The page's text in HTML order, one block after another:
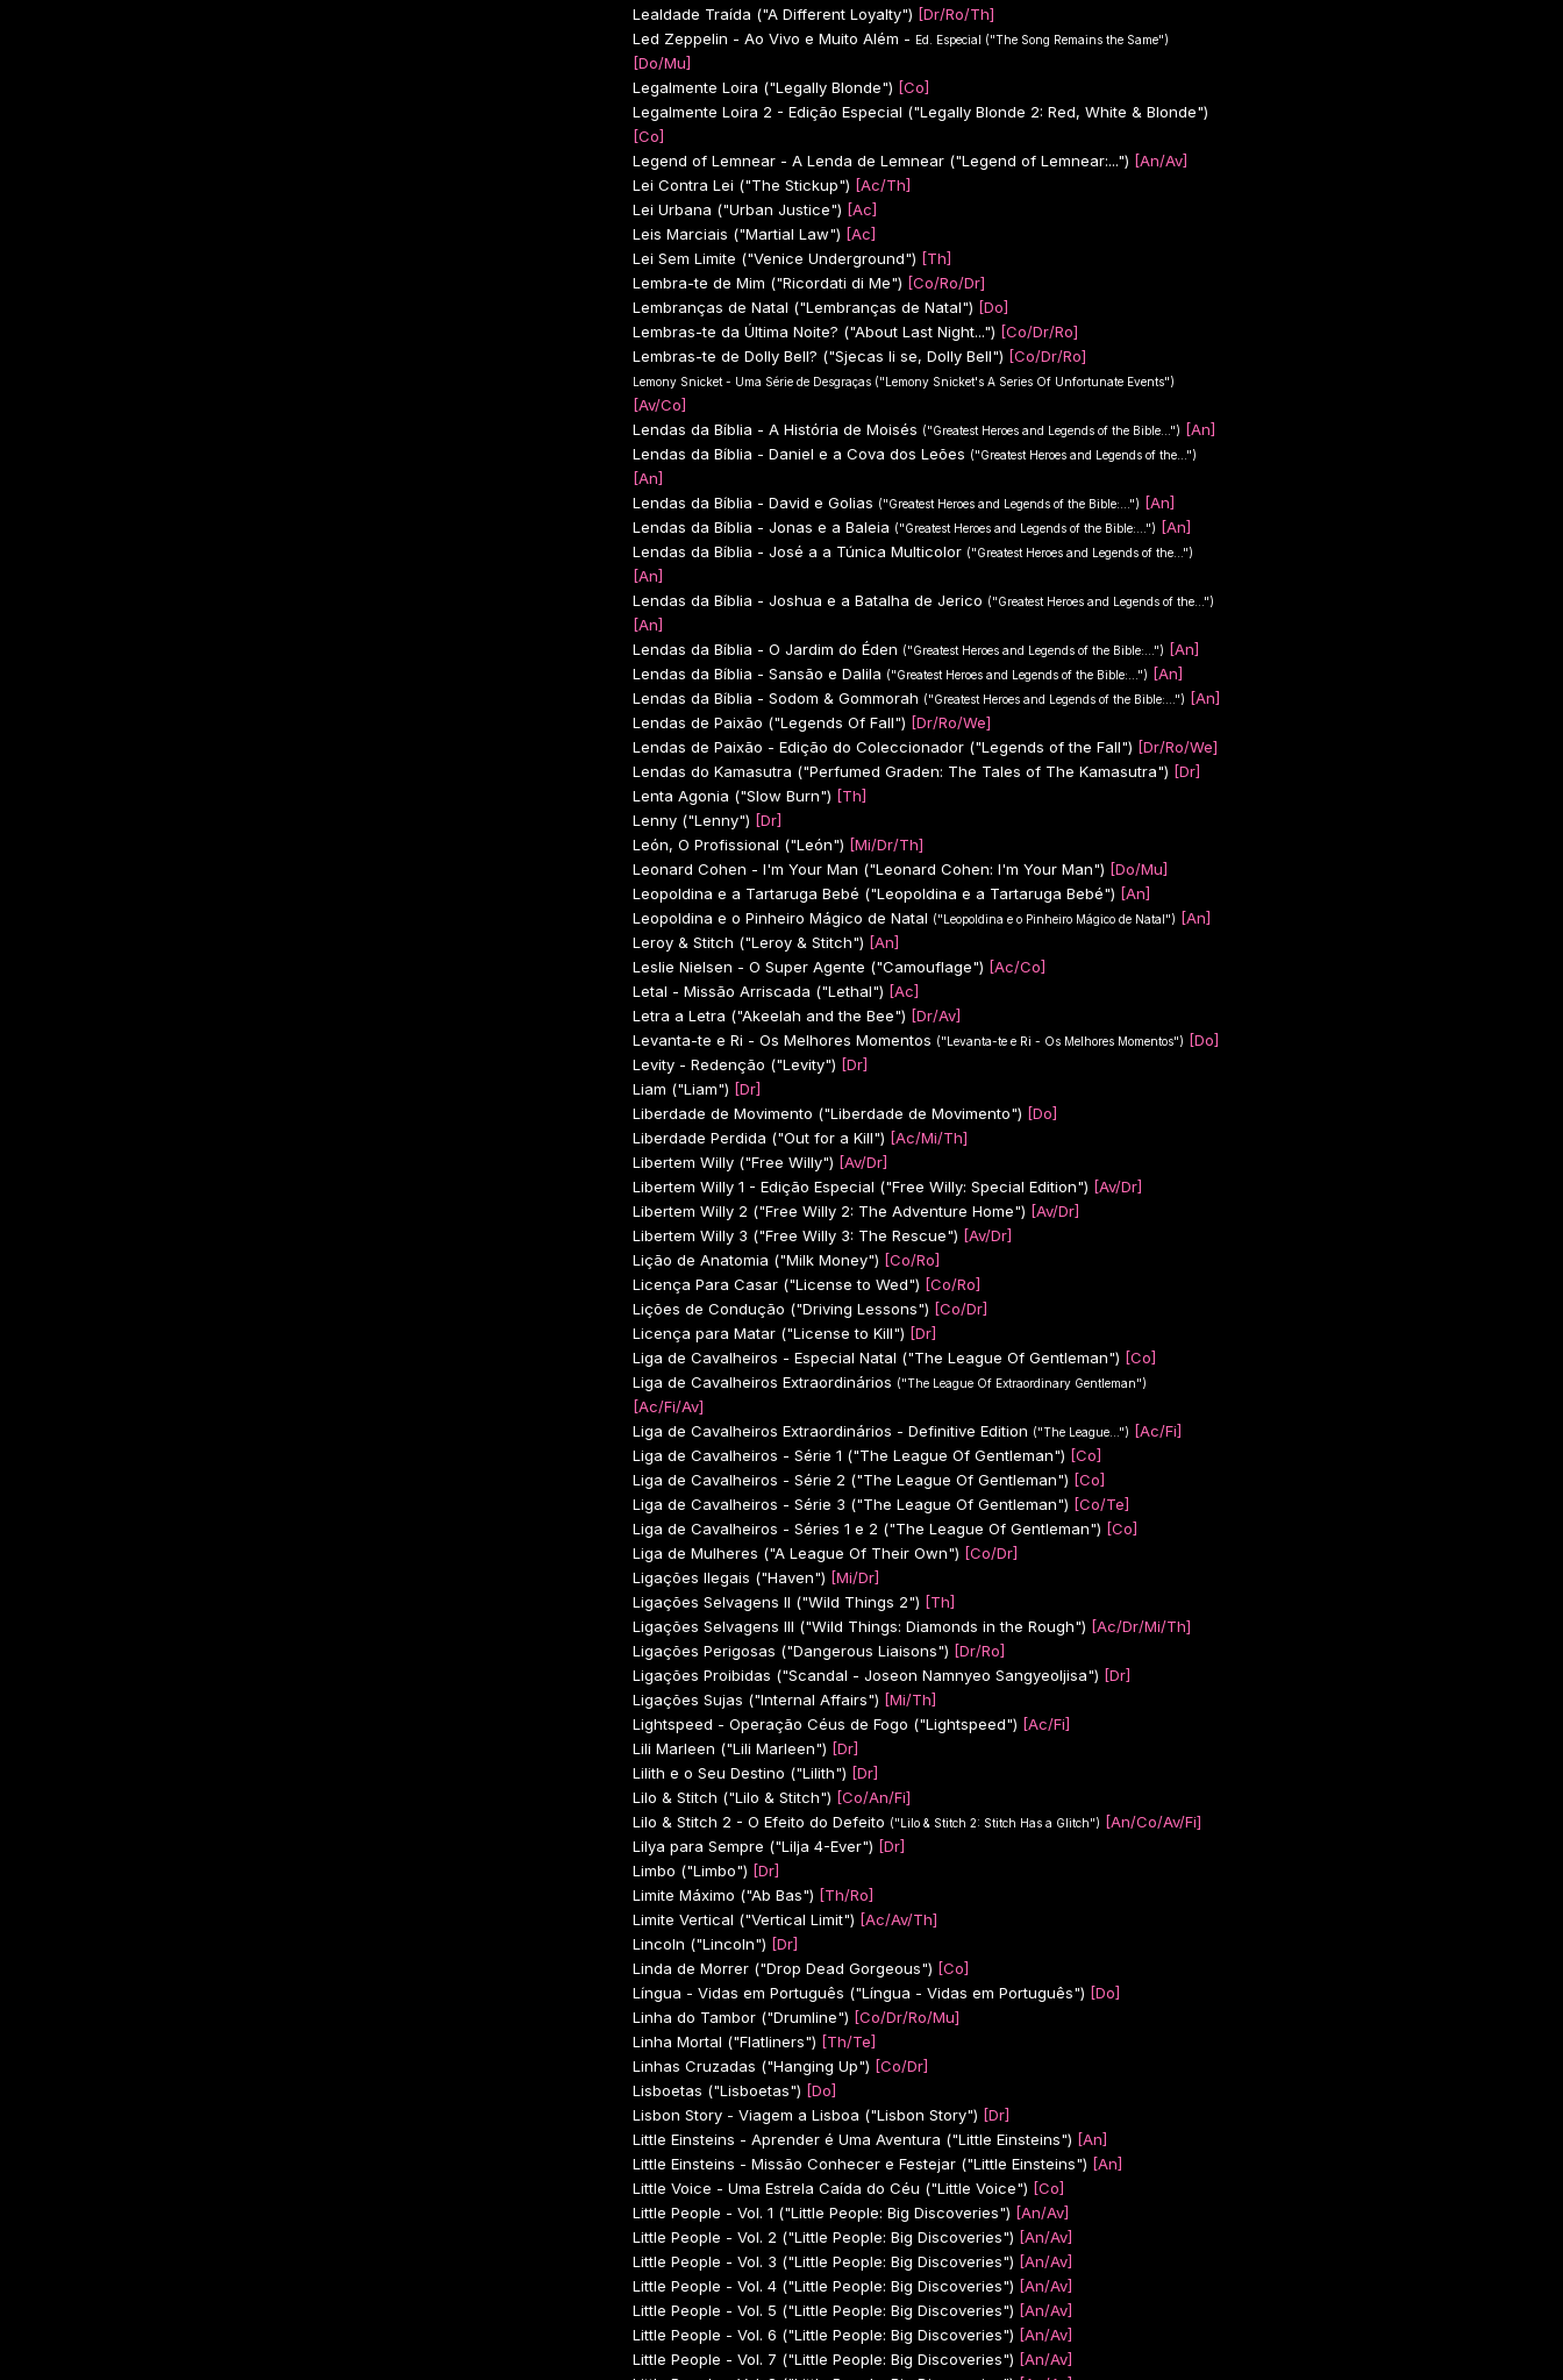
Lealdade Traída ("A Different Loyalty") [Dr/Ro/Th]
Led Zeppelin - Ao Vivo e Muito Além - Ed. Especial ("The Song Remains the Same")
[Do/Mu]
Legalmente Loira ("Legally Blonde") [Co]
Legalmente Loira 2 - Edição Especial ("Legally Blonde 2: Red, White & Blonde")
[Co]
Legend of Lemnear - A Lenda de Lemnear ("Legend of Lemnear:...") [An/Av]
Lei Contra Lei ("The Stickup") [Ac/Th]
Lei Urbana ("Urban Justice") [Ac]
Leis Marciais ("Martial Law") [Ac]
Lei Sem Limite ("Venice Underground") [Th]
Lembra-te de Mim ("Ricordati di Me") [Co/Ro/Dr]
Lembranças de Natal ("Lembranças de Natal") [Do]
Lembras-te da Última Noite? ("About Last Night...") [Co/Dr/Ro]
Lembras-te de Dolly Bell? ("Sjecas li se, Dolly Bell") [Co/Dr/Ro]
Lemony Snicket - Uma Série de Desgraças ("Lemony Snicket's A Series Of Unfortunate Events")
[Av/Co]
Lendas da Bíblia - A História de Moisés ("Greatest Heroes and Legends of the Bible...")
[An]
Lendas da Bíblia - Daniel e a Cova dos Leões ("Greatest Heroes and Legends of the...")
[An]
Lendas da Bíblia - David e Golias ("Greatest Heroes and Legends of the Bible:...")
[An]
Lendas da Bíblia - Jonas e a Baleia ("Greatest Heroes and Legends of the Bible:...")
[An]
Lendas da Bíblia - José a a Túnica Multicolor ("Greatest Heroes and Legends of the...")
[An]
Lendas da Bíblia - Joshua e a Batalha de Jerico ("Greatest Heroes and Legends of the...")
[An]
Lendas da Bíblia - O Jardim do Éden ("Greatest Heroes and Legends of the Bible:...")
[An]
Lendas da Bíblia - Sansão e Dalila ("Greatest Heroes and Legends of the Bible:...")
[An]
Lendas da Bíblia - Sodom & Gommorah ("Greatest Heroes and Legends of the Bible:...")
[An]
Lendas de Paixão ("Legends Of Fall") [Dr/Ro/We]
Lendas de Paixão - Edição do Coleccionador ("Legends of the Fall") [Dr/Ro/We]
Lendas do Kamasutra ("Perfumed Graden: The Tales of The Kamasutra") [Dr]
Lenta Agonia ("Slow Burn") [Th]
Lenny ("Lenny") [Dr]
León, O Profissional ("León") [Mi/Dr/Th]
Leonard Cohen - I'm Your Man ("Leonard Cohen: I'm Your Man") [Do/Mu]
Leopoldina e a Tartaruga Bebé ("Leopoldina e a Tartaruga Bebé") [An]
Leopoldina e o Pinheiro Mágico de Natal ("Leopoldina e o Pinheiro Mágico de Natal")
[An]
Leroy & Stitch ("Leroy & Stitch") [An]
Leslie Nielsen - O Super Agente ("Camouflage") [Ac/Co]
Letal - Missão Arriscada ("Lethal") [Ac]
Letra a Letra ("Akeelah and the Bee") [Dr/Av]
Levanta-te e Ri - Os Melhores Momentos ("Levanta-te e Ri - Os Melhores Momentos")
[Do]
Levity - Redenção ("Levity") [Dr]
Liam ("Liam") [Dr]
Liberdade de Movimento ("Liberdade de Movimento") [Do]
Liberdade Perdida ("Out for a Kill") [Ac/Mi/Th]
Libertem Willy ("Free Willy") [Av/Dr]
Libertem Willy 1 - Edição Especial ("Free Willy: Special Edition") [Av/Dr]
Libertem Willy 2 ("Free Willy 2: The Adventure Home") [Av/Dr]
Libertem Willy 3 ("Free Willy 3: The Rescue") [Av/Dr]
Lição de Anatomia ("Milk Money") [Co/Ro]
Licença Para Casar ("License to Wed") [Co/Ro]
Lições de Condução ("Driving Lessons") [Co/Dr]
Licença para Matar ("License to Kill") [Dr]
Liga de Cavalheiros - Especial Natal ("The League Of Gentleman") [Co]
Liga de Cavalheiros Extraordinários ("The League Of Extraordinary Gentleman")
[Ac/Fi/Av]
Liga de Cavalheiros Extraordinários - Definitive Edition ("The League...")
[Ac/Fi]
Liga de Cavalheiros - Série 1 ("The League Of Gentleman") [Co]
Liga de Cavalheiros - Série 2 ("The League Of Gentleman") [Co]
Liga de Cavalheiros - Série 3 ("The League Of Gentleman") [Co/Te]
Liga de Cavalheiros - Séries 1 e 2 ("The League Of Gentleman") [Co]
Liga de Mulheres ("A League Of Their Own") [Co/Dr]
Ligações Ilegais ("Haven") [Mi/Dr]
Ligações Selvagens II ("Wild Things 2") [Th]
Ligações Selvagens III ("Wild Things: Diamonds in the Rough") [Ac/Dr/Mi/Th]
Ligações Perigosas ("Dangerous Liaisons") [Dr/Ro]
Ligações Proibidas ("Scandal - Joseon Namnyeo Sangyeoljisa") [Dr]
Ligações Sujas ("Internal Affairs") [Mi/Th]
Lightspeed - Operação Céus de Fogo ("Lightspeed") [Ac/Fi]
Lili Marleen ("Lili Marleen") [Dr]
Lilith e o Seu Destino ("Lilith") [Dr]
Lilo & Stitch ("Lilo & Stitch") [Co/An/Fi]
Lilo & Stitch 2 - O Efeito do Defeito ("Lilo & Stitch 2: Stitch Has a Glitch")
[An/Co/Av/Fi]
Lilya para Sempre ("Lilja 4-Ever") [Dr]
Limbo ("Limbo") [Dr]
Limite Máximo ("Ab Bas") [Th/Ro]
Limite Vertical ("Vertical Limit") [Ac/Av/Th]
Lincoln ("Lincoln") [Dr]
Linda de Morrer ("Drop Dead Gorgeous") [Co]
Língua - Vidas em Português ("Língua - Vidas em Português") [Do]
Linha do Tambor ("Drumline") [Co/Dr/Ro/Mu]
Linha Mortal ("Flatliners") [Th/Te]
Linhas Cruzadas ("Hanging Up") [Co/Dr]
Lisboetas ("Lisboetas") [Do]
Lisbon Story - Viagem a Lisboa ("Lisbon Story") [Dr]
Little Einsteins - Aprender é Uma Aventura ("Little Einsteins") [An]
Little Einsteins - Missão Conhecer e Festejar ("Little Einsteins") [An]
Little Voice - Uma Estrela Caída do Céu ("Little Voice") [Co]
Little People - Vol. 1 ("Little People: Big Discoveries") [An/Av]
Little People - Vol. 2 ("Little People: Big Discoveries") [An/Av]
Little People - Vol. 3 ("Little People: Big Discoveries") [An/Av]
Little People - Vol. 4 ("Little People: Big Discoveries") [An/Av]
Little People - Vol. 5 ("Little People: Big Discoveries") [An/Av]
Little People - Vol. 6 ("Little People: Big Discoveries") [An/Av]
Little People - Vol. 7 ("Little People: Big Discoveries") [An/Av]